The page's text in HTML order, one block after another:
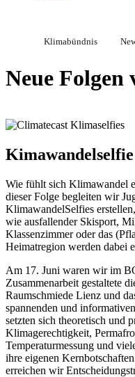
Klimabündnis
Neue Folgen
Kimawandelselfie
Wie fühlt sich Klimawandel
dieser Folge begleiten wir
KlimawandelSelfies
wie ausfallender Skisport,
Klassenzimmer oder das
Heimatregion werden dabei
Am 17. Juni waren wir im
Zusammenarbeit gestaltete
Raumschmiede Lienz und
spannenden und
setzten sich theoretisch und
Klimagerechtigkeit,
Temperaturmessung und
ihre eigenen
erreichen wir